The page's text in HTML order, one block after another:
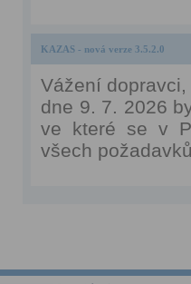
KAZAS - nová verze 3.5.2.0
Vážení dopravci,
dne 9. 7. 2026
ve které se v
všech